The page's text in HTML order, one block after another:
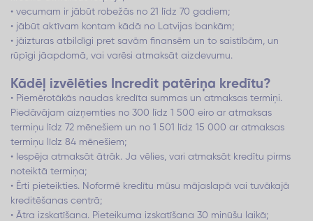
• vecumam ir jābūt robežās no 21 līdz 70 gadiem;
• jābūt aktīvam kontam kādā no Latvijas bankām;
• jāizturas atbildīgi pret savām finansēm un to saistībām, un
rūpīgi jāapdomā, vai varēsi atmaksāt aizdevumu.
Kādēļ izvēlēties Incredit patēriņa kredītu?
• Piemērotākās naudas kredīta summas un atmaksas termiņi.
Piedāvājam aizņemties no 300 līdz 1 500 eiro ar atmaksas
termiņu līdz 72 mēnešiem un no 1 501 līdz 15 000 ar atmaksas
termiņu līdz 84 mēnešiem;
• Iespēja atmaksāt ātrāk. Ja vēlies, vari atmaksāt kredītu pirms
noteiktā termiņa;
• Ērti pieteikties. Noformē kredītu mūsu mājaslapā vai tuvākajā
kreditēšanas centrā;
• Ātra izskatīšana. Pieteikuma izskatīšana 30 minūšu laikā;